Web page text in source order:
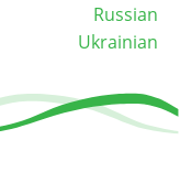
Russian
Ukrainian